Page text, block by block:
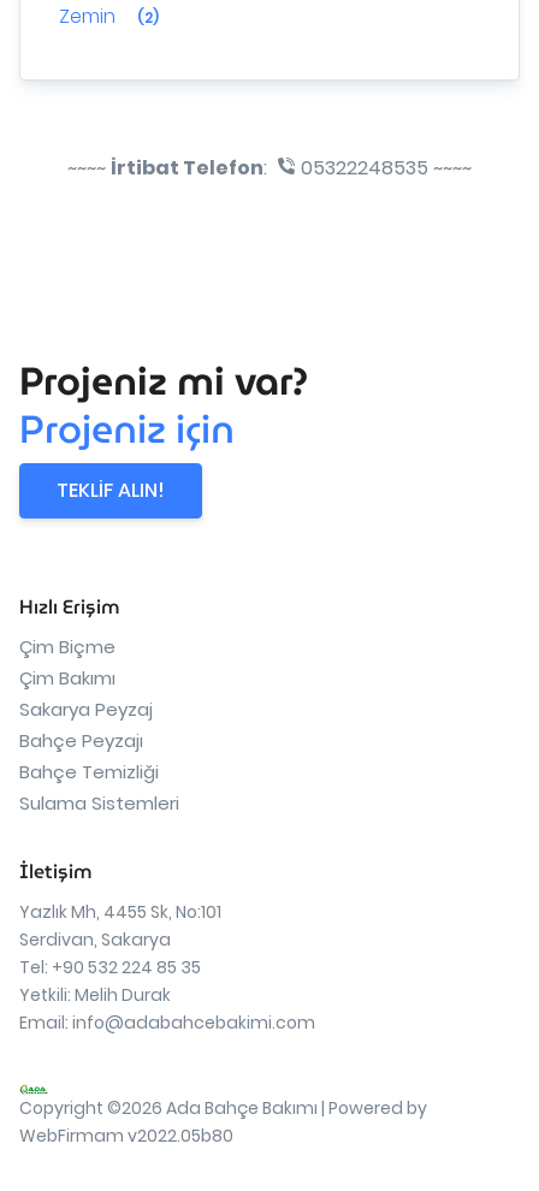
Zemin (2)
~~~~ İrtibat Telefon: 05322248535 ~~~~
Projeniz mi var?
Projeniz için
TEKLİF ALIN!
Hızlı Erişim
Çim Biçme
Çim Bakımı
Sakarya Peyzaj
Bahçe Peyzajı
Bahçe Temizliği
Sulama Sistemleri
İletişim
Yazlık Mh, 4455 Sk, No:101
Serdivan, Sakarya
Tel: +90 532 224 85 35
Yetkili: Melih Durak
Email: info@adabahcebakimi.com
Copyright ©2026 Ada Bahçe Bakımı | Powered by
WebFirmam v2022.05b80